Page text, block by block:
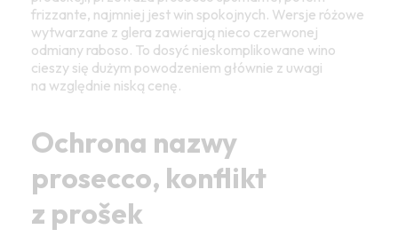
frizzante, najmniej jest win spokojnych. Wersje różowe
wytwarzane z glera zawierają nieco czerwonej
odmiany raboso. To dosyć nieskomplikowane wino
cieszy się dużym powodzeniem głównie z uwagi
na względnie niską cenę.
Ochrona nazwy
prosecco, konflikt
z prošek